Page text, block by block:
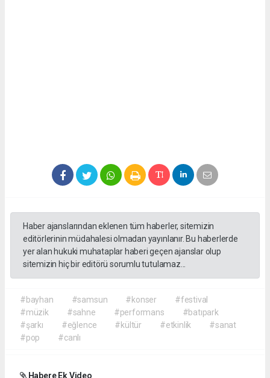
Haber ajanslarından eklenen tüm haberler, sitemizin
editörlerinin müdahalesi olmadan yayınlanır. Bu haberlerde
yer alan hukuki muhataplar haberi geçen ajanslar olup
sitemizin hiç bir editörü sorumlu tutulamaz...
#bayhan #samsun #konser
#festival
#müzik
#sahne #performans
#batıpark
#şarkı
#eğlence #kültür #etkinlik
#sanat
#pop
#canlı
Habere Ek Video